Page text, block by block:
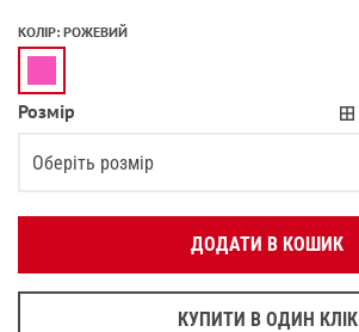
КОЛІР: РОЖЕВИЙ
Розмір
Оберіть розмір
XS
ДОДАТИ В КОШИК
КУПИТИ В ОДИН КЛІК
Вкажіть ваш номер телефону:
Написати у WhatsApp